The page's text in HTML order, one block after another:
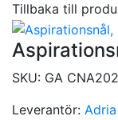
Tillbaka till
SKU: GA
Leverantör: Adria